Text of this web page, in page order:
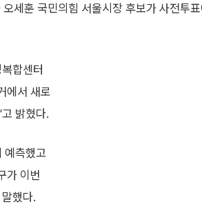
세훈 국민의힘 서울시장 후보가 사전투표
합센터
에서 새로
밝혔다.
예측했고
가 이번
했다.